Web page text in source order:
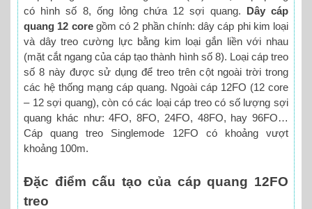
có hình số 8, ống lỏng chứa 12 sợi quang. Dây cáp
quang 12 coregồm có 2 phần chính: dây cáp phi kim loại
và dây treo cường lực bằng kim loại gắn liền với nhau
(mặt cắt ngang của cáp tạo thành hình số 8). Loại cáp treo
số 8 này được sử dụng để treo trên cột ngoài trời trong
các hệ thống mạng cáp quang. Ngoài cáp 12FO (12 core
– 12 sợi quang), còn có các loại cáp treo có số lượng sợi
quang khác như: 4FO, 8FO, 24FO, 48FO, hay 96FO…
Cáp quang treo Singlemode 12FO có khoảng vượt
khoảng 100m.
Đặc điểm cấu tạo của cáp quang 12FO
treo